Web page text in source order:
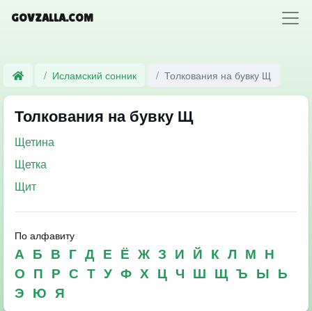
GOVZALLA.COM
Исламский сонник Толкования на бувку Щ
Толкования на бувку Щ
Щетина
Щетка
Щит
По алфавиту
А Б В Г Д Е Ё Ж З И Й К Л М Н
О П Р С Т У Ф Х Ц Ч Ш Щ Ъ Ы Ь
Э Ю Я